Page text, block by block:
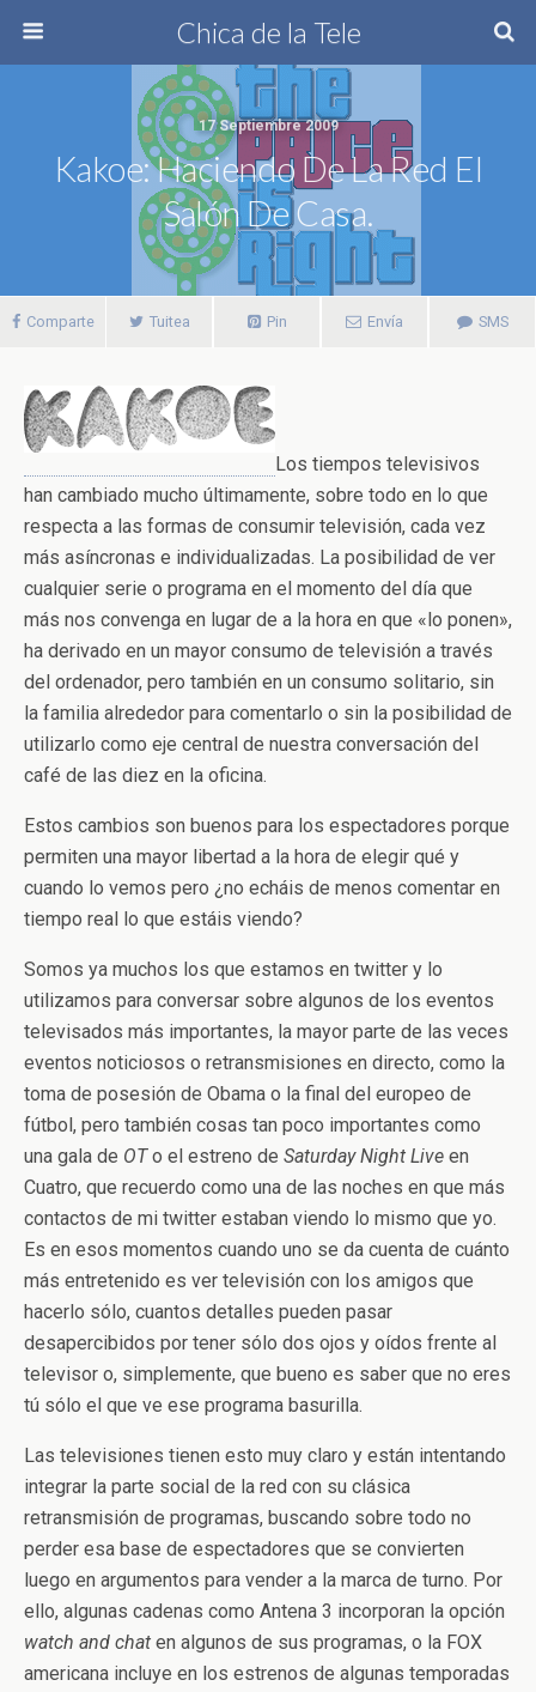
Chica de la Tele
17 Septiembre 2009
Kakoe: Haciendo De La Red El
Salón De Casa.
Comparte Tuitea Pin Envía SMS
Los tiempos televisivos
han cambiado mucho últimamente, sobre todo en lo que
respecta a las formas de consumir televisión, cada vez
más asíncronas e individualizadas. La posibilidad de ver
cualquier serie o programa en el momento del día que
más nos convenga en lugar de a la hora en que «lo ponen»,
ha derivado en un mayor consumo de televisión a través
del ordenador, pero también en un consumo solitario, sin
la familia alrededor para comentarlo o sin la posibilidad de
utilizarlo como eje central de nuestra conversación del
café de las diez en la oficina.
Estos cambios son buenos para los espectadores porque
permiten una mayor libertad a la hora de elegir qué y
cuando lo vemos pero ¿no echáis de menos comentar en
tiempo real lo que estáis viendo?
Somos ya muchos los que estamos en twitter y lo
utilizamos para conversar sobre algunos de los eventos
televisados más importantes, la mayor parte de las veces
eventos noticiosos o retransmisiones en directo, como la
toma de posesión de Obama o la final del europeo de
fútbol, pero también cosas tan poco importantes como
una gala de OTo el estreno de Saturday Night Live en
Cuatro, que recuerdo como una de las noches en que más
contactos de mi twitter estaban viendo lo mismo que yo.
Es en esos momentos cuando uno se da cuenta de cuánto
más entretenido es ver televisión con los amigos que
hacerlo sólo, cuantos detalles pueden pasar
desapercibidos por tener sólo dos ojos y oídos frente al
televisor o, simplemente, que bueno es saber que no eres
tú sólo el que ve ese programa basurilla.
Las televisiones tienen esto muy claro y están intentando
integrar la parte social de la red con su clásica
retransmisión de programas, buscando sobre todo no
perder esa base de espectadores que se convierten
luego en argumentos para vender a la marca de turno. Por
ello, algunas cadenas como Antena 3 incorporan la opción
watch and chat en algunos de sus programas, o la FOX
americana incluye en los estrenos de algunas temporadas